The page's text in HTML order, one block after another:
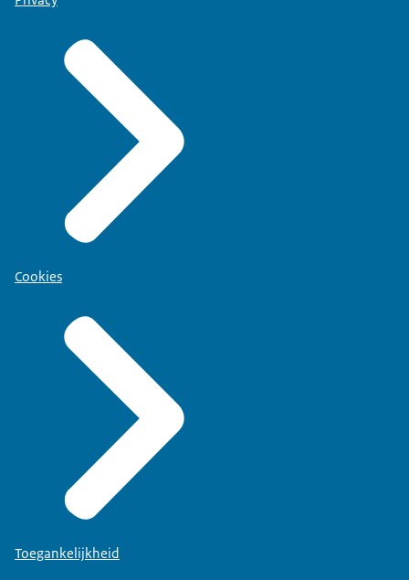
Cookies
Toegankelijkheid